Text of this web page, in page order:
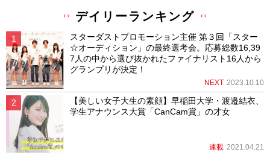
デイリーランキング
スターダストプロモーション主催 第３回「スター
☆オーディション」の最終選考会。応募総数16,39
7人の中から選び抜かれたファイナリスト16人から
グランプリが決定！
NEXT 2023.10.10
【美しい女子大生の素顔】早稲田大学・渡邉結衣、
学生アナウンス大賞「CanCam賞」の才女
連載 2021.04.21